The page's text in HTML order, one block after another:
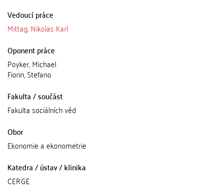
Vedoucí práce
Mittag, Nikolas Karl
Oponent práce
Poyker, Michael
Fiorin, Stefano
Fakulta / součást
Fakulta sociálních věd
Obor
Ekonomie a ekonometrie
Katedra / ústav / klinika
CERGE